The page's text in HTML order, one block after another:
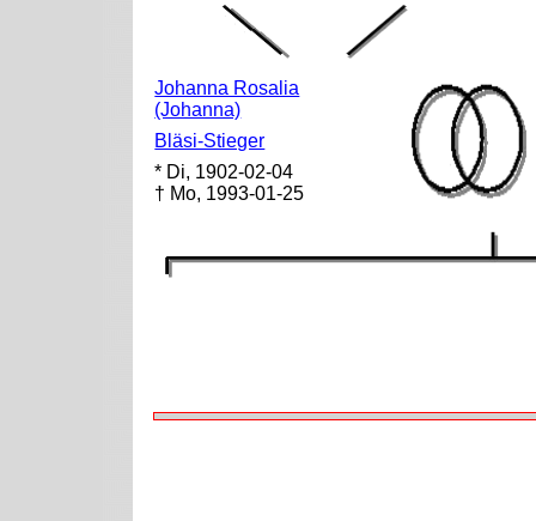
Johanna Rosalia
(Johanna)
Bläsi-Stieger
* Di, 1902-02-04
† Mo, 1993-01-25